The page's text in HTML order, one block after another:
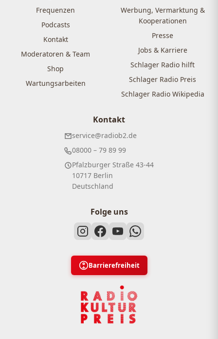
Frequenzen
Podcasts
Kontakt
Moderatoren & Team
Shop
Wartungsarbeiten
Werbung, Vermarktung &
Kooperationen
Presse
Jobs & Karriere
Schlager Radio hilft
Schlager Radio Preis
Schlager Radio Wikipedia
Kontakt
service@radiob2.de
08000 – 79 89 99
Pfalzburger Straße 43-44
10717 Berlin
Deutschland
Folge uns
Barrierefreiheit